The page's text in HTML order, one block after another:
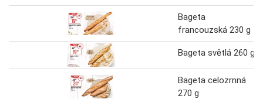
Bageta
francouzská 230 g
Bageta světlá 260 g
Bageta celozrnná
270 g